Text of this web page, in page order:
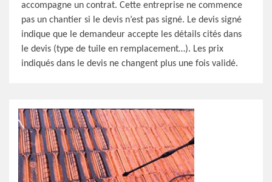
accompagne un contrat. Cette entreprise ne commence
pas un chantier si le devis n’est pas signé. Le devis signé
indique que le demandeur accepte les détails cités dans
le devis (type de tuile en remplacement…). Les prix
indiqués dans le devis ne changent plus une fois validé.